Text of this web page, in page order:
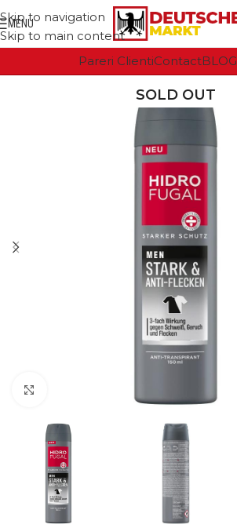
Skip to navigation
Skip to main content
MENU
Pareri ClientiContactBLOG
SOLD OUT